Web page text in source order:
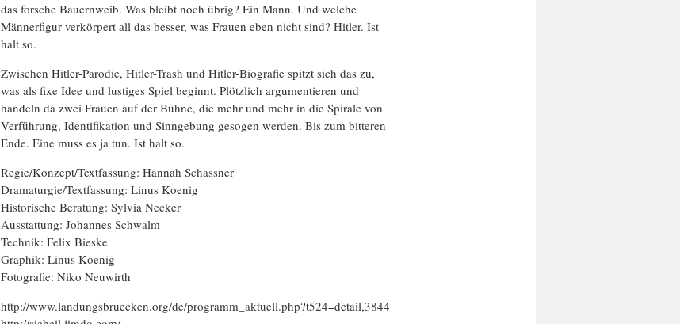
das forsche Bauernweib. Was bleibt noch übrig? Ein Mann. Und welche
Männerfigur verkörpert all das besser, was Frauen eben nicht sind? Hitler. Ist
halt so.
Zwischen Hitler-Parodie, Hitler-Trash und Hitler-Biografie spitzt sich das zu,
was als fixe Idee und lustiges Spiel beginnt. Plötzlich argumentieren und
handeln da zwei Frauen auf der Bühne, die mehr und mehr in die Spirale von
Verführung, Identifikation und Sinngebung gesogen werden. Bis zum bitteren
Ende. Eine muss es ja tun. Ist halt so.
Regie/Konzept/Textfassung: Hannah Schassner
Dramaturgie/Textfassung: Linus Koenig
Historische Beratung: Sylvia Necker
Ausstattung: Johannes Schwalm
Technik: Felix Bieske
Graphik: Linus Koenig
Fotografie: Niko Neuwirth
http://www.landungsbruecken.org/de/programm_aktuell.php?t524=detail,3844